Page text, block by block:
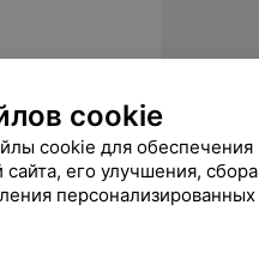
нам и
работы
cookie
cookie для обеспечения
сайта, его улучшения, сбора
персонализированных